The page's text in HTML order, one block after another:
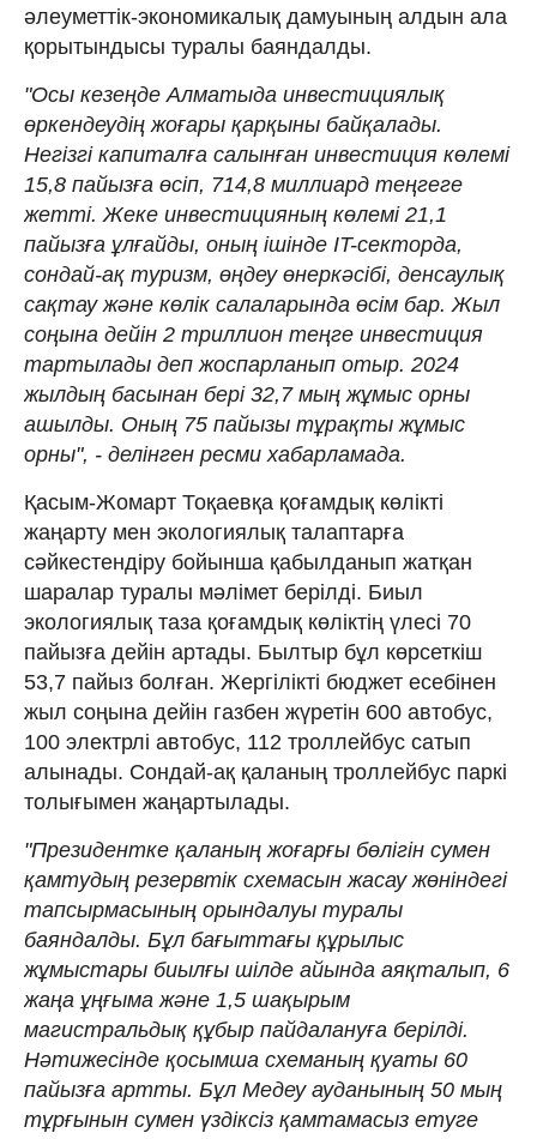
әлеуметтік-экономикалық дамуының алдын ала
қорытындысы туралы баяндалды.
"Осы кезеңде Алматыда инвестициялық
өркендеудің жоғары қарқыны байқалады.
Негізгі капиталға салынған инвестиция көлемі
15,8 пайызға өсіп, 714,8 миллиард теңгеге
жетті. Жеке инвестицияның көлемі 21,1
пайызға ұлғайды, оның ішінде IT-секторда,
сондай-ақ туризм, өңдеу өнеркәсібі, денсаулық
сақтау және көлік салаларында өсім бар. Жыл
соңына дейін 2 триллион теңге инвестиция
тартылады деп жоспарланып отыр. 2024
жылдың басынан бері 32,7 мың жұмыс орны
ашылды. Оның 75 пайызы тұрақты жұмыс
орны", - делінген ресми хабарламада.
Қасым-Жомарт Тоқаевқа қоғамдық көлікті
жаңарту мен экологиялық талаптарға
сәйкестендіру бойынша қабылданып жатқан
шаралар туралы мәлімет берілді. Биыл
экологиялық таза қоғамдық көліктің үлесі 70
пайызға дейін артады. Былтыр бұл көрсеткіш
53,7 пайыз болған. Жергілікті бюджет есебінен
жыл соңына дейін газбен жүретін 600 автобус,
100 электрлі автобус, 112 троллейбус сатып
алынады. Сондай-ақ қаланың троллейбус паркі
толығымен жаңартылады.
"Президентке қаланың жоғарғы бөлігін сумен
қамтудың резервтік схемасын жасау жөніндегі
тапсырмасының орындалуы туралы
баяндалды. Бұл бағыттағы құрылыс
жұмыстары биылғы шілде айында аяқталып, 6
жаңа ұңғыма және 1,5 шақырым
магистральдық құбыр пайдалануға берілді.
Нәтижесінде қосымша схеманың қуаты 60
пайызға артты. Бұл Медеу ауданының 50 мың
тұрғынын сумен үздіксіз қамтамасыз етуге